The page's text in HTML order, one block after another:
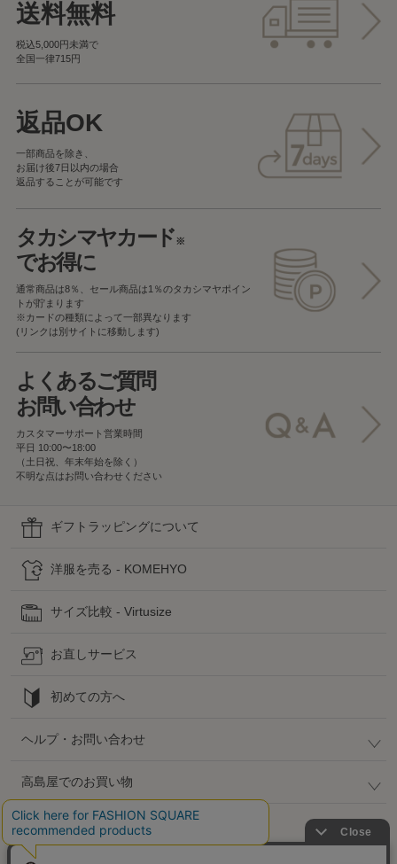
送料無料
税込5,000円未満で
全国一律715円
返品OK
一部商品を除き、
お届け後7日以内の場合
返品することが可能です
タカシマヤカード※
でお得に
通常商品は8％、セール商品は1％のタカシマヤポイン
トが貯まります
※カードの種類によって一部異なります
(リンクは別サイトに移動します)
よくあるご質問
お問い合わせ
カスタマーサポート営業時間
平日 10:00〜18:00
（土日祝、年末年始を除く）
不明な点はお問い合わせください
ギフトラッピングについて
洋服を売る - KOMEHYO
サイズ比較 - Virtusize
お直しサービス
初めての方へ
ヘルプ・お問い合わせ
高島屋でのお買い物
公式SNS